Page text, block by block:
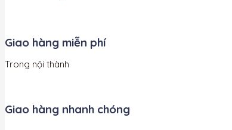
Giao hàng miễn phí
Trong nội thành
Giao hàng nhanh chóng